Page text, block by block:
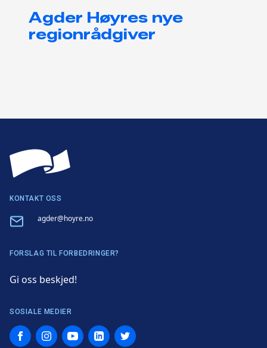
Agder Høyres nye
regionrådgiver
KONTAKT OSS
Email agder@hoyre.no
FORSLAG TIL FORBEDRINGER?
Gi oss beskjed!
SOSIALE MEDIER
FacebookInstagramYouTubeLinkedInTwitter